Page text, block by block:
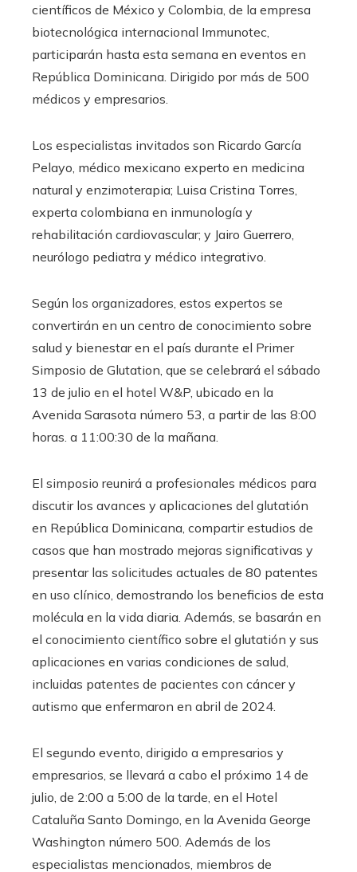
científicos de México y Colombia, de la empresa
biotecnológica internacional Immunotec,
participarán hasta esta semana en eventos en
República Dominicana. Dirigido por más de 500
médicos y empresarios.
Los especialistas invitados son Ricardo García
Pelayo, médico mexicano experto en medicina
natural y enzimoterapia; Luisa Cristina Torres,
experta colombiana en inmunología y
rehabilitación cardiovascular; y Jairo Guerrero,
neurólogo pediatra y médico integrativo.
Según los organizadores, estos expertos se
convertirán en un centro de conocimiento sobre
salud y bienestar en el país durante el Primer
Simposio de Glutation, que se celebrará el sábado
13 de julio en el hotel W&P, ubicado en la
Avenida Sarasota número 53, a partir de las 8:00
horas. a 11:00:30 de la mañana.
El simposio reunirá a profesionales médicos para
discutir los avances y aplicaciones del glutatión
en República Dominicana, compartir estudios de
casos que han mostrado mejoras significativas y
presentar las solicitudes actuales de 80 patentes
en uso clínico, demostrando los beneficios de esta
molécula en la vida diaria. Además, se basarán en
el conocimiento científico sobre el glutatión y sus
aplicaciones en varias condiciones de salud,
incluidas patentes de pacientes con cáncer y
autismo que enfermaron en abril de 2024.
El segundo evento, dirigido a empresarios y
empresarios, se llevará a cabo el próximo 14 de
julio, de 2:00 a 5:00 de la tarde, en el Hotel
Cataluña Santo Domingo, en la Avenida George
Washington número 500. Además de los
especialistas mencionados, miembros de